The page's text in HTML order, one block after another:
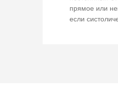
прямое или
если